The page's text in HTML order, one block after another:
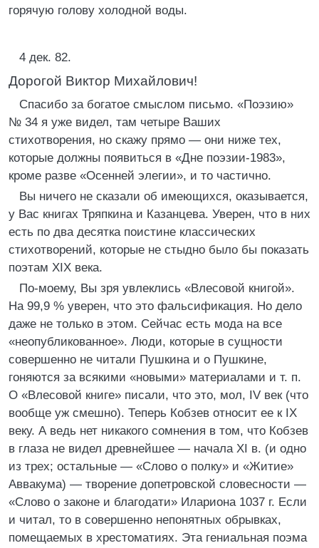
горячую голову холодной воды.
4 дек. 82.
Дорогой Виктор Михайлович!
Спасибо за богатое смыслом письмо. «Поэзию»
№ 34 я уже видел, там четыре Ваших
стихотворения, но скажу прямо — они ниже тех,
которые должны появиться в «Дне поэзии-1983»,
кроме разве «Осенней элегии», и то частично.
Вы ничего не сказали об имеющихся, оказывается,
у Вас книгах Тряпкина и Казанцева. Уверен, что в них
есть по два десятка поистине классических
стихотворений, которые не стыдно было бы показать
поэтам XIX века.
По-моему, Вы зря увлеклись «Влесовой книгой».
На 99,9 % уверен, что это фальсификация. Но дело
даже не только в этом. Сейчас есть мода на все
«неопубликованное». Люди, которые в сущности
совершенно не читали Пушкина и о Пушкине,
гоняются за всякими «новыми» материалами и т. п.
О «Влесовой книге» писали, что это, мол, IV век (что
вообще уж смешно). Теперь Кобзев относит ее к IX
веку. А ведь нет никакого сомнения в том, что Кобзев
в глаза не видел древнейшее — начала XI в. (и одно
из трех; остальные — «Слово о полку» и «Житие»
Аввакума) — творение допетровской словесности —
«Слово о законе и благодати» Илариона 1037 г. Если
и читал, то в совершенно непонятных обрывках,
помещаемых в хрестоматиях. Эта гениальная поэма